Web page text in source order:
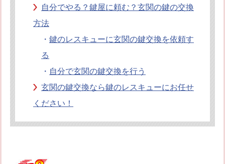
自分でやる？鍵屋に頼む？玄関の鍵の交換
方法
・ 鍵のレスキューに玄関の鍵交換を依頼す
る
・ 自分で玄関の鍵交換を行う
玄関の鍵交換なら鍵のレスキューにお任せ
ください！